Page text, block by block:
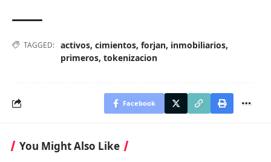
TAGGED: activos, cimientos, forjan, inmobiliarios,
primeros, tokenizacion
Facebook
You Might Also Like